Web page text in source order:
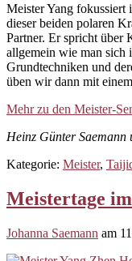
Meister Yang fokussiert
dieser beiden polaren
Partner. Er spricht über
allgemein wie man sich
Grundtechniken und
üben wir dann mit
Mehr zu den Meister-
Heinz Günter Saemann
Kategorie: Meister,
Meistertage
Johanna Saemann am